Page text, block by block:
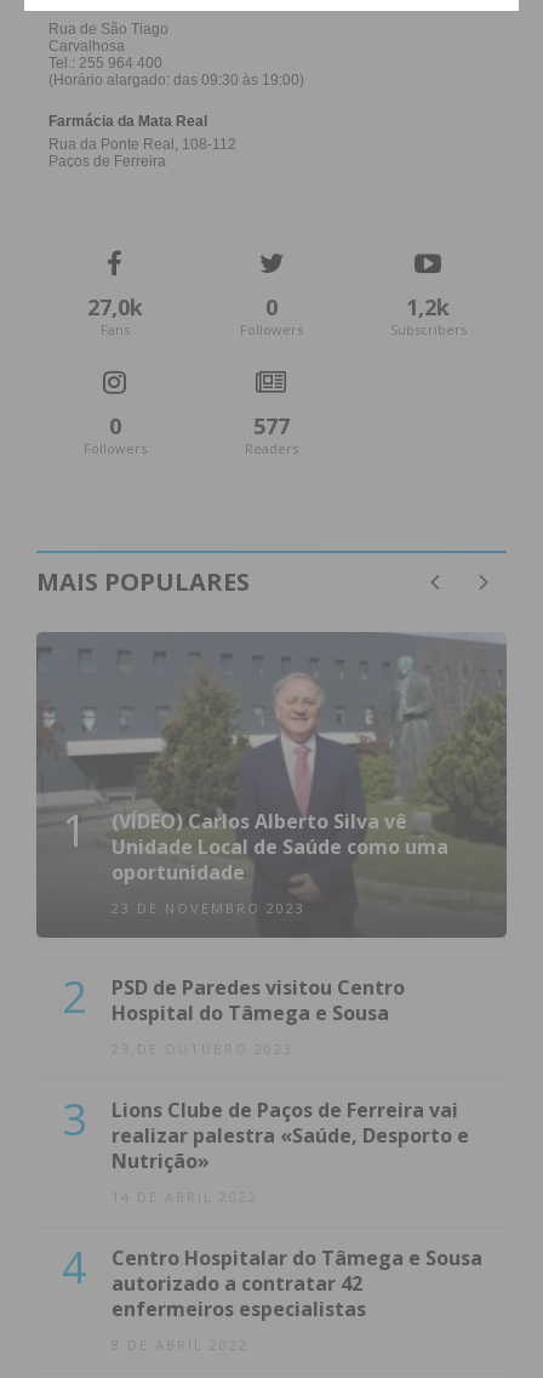
27,0k
Fans
0
Followers
1,2k
Subscribers
0
Followers
577
Readers
MAIS POPULARES
1
(VÍDEO) Carlos Alberto Silva vê
Unidade Local de Saúde como uma
oportunidade
23 DE NOVEMBRO 2023
2
PSD de Paredes visitou Centro
Hospital do Tâmega e Sousa
23 DE OUTUBRO 2023
3
Lions Clube de Paços de Ferreira vai
realizar palestra «Saúde, Desporto e
Nutrição»
14 DE ABRIL 2022
4
Centro Hospitalar do Tâmega e Sousa
autorizado a contratar 42
enfermeiros especialistas
8 DE ABRIL 2022